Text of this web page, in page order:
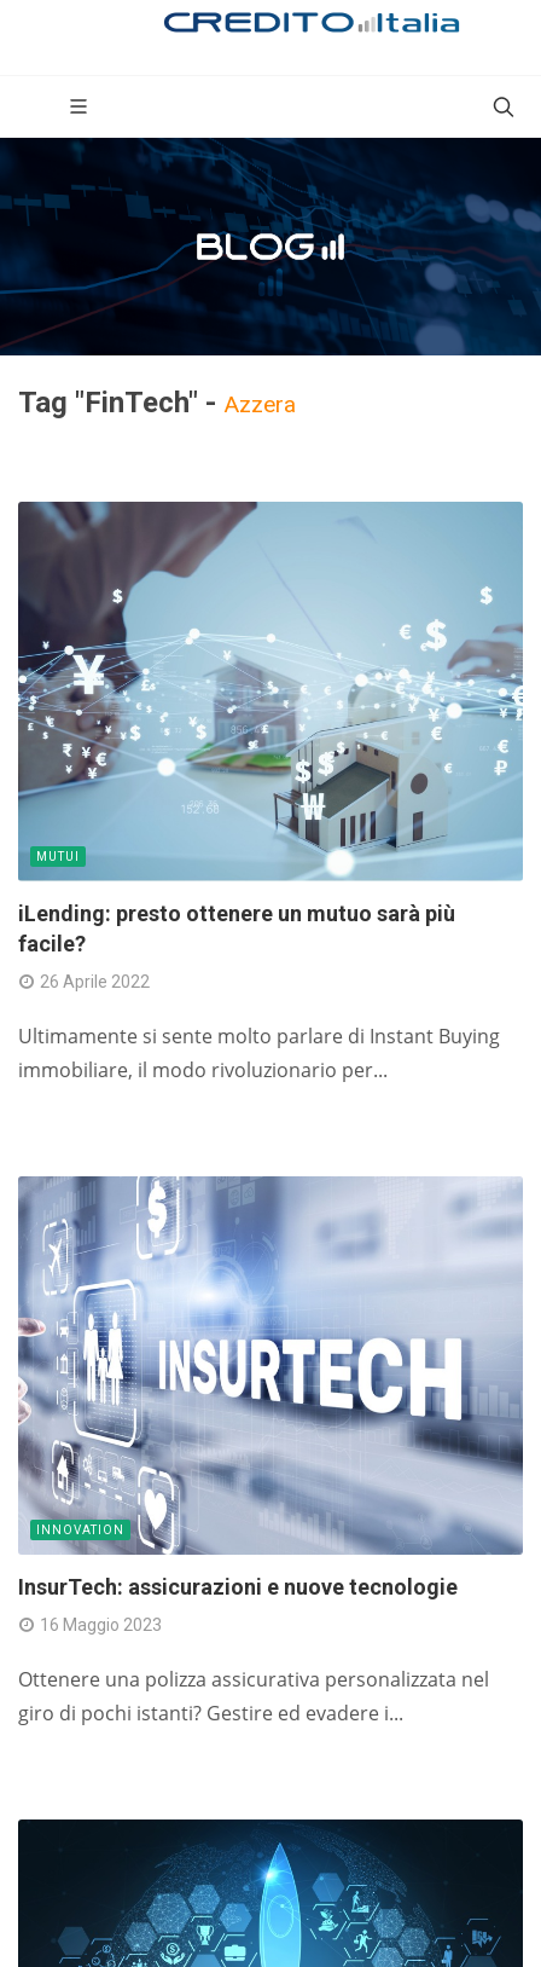
Tag "FinTech" - Azzera
MUTUI
iLending: presto ottenere un mutuo sarà più
facile?
26 Aprile 2022
Ultimamente si sente molto parlare di Instant Buying
immobiliare, il modo rivoluzionario per...
INNOVATION
InsurTech: assicurazioni e nuove tecnologie
16 Maggio 2023
Ottenere una polizza assicurativa personalizzata nel
giro di pochi istanti? Gestire ed evadere i...